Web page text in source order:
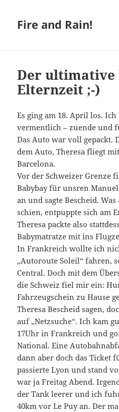
Fire and Rain!
Der ultimative
Elternzeit ;-)
Es ging am 18. April los. Ich
vermentlich – zuende und
Das Auto war voll gepackt.
dem Auto, Theresa fliegt
Barcelona.
Vor der Schweizer Grenze
Babybay für unsren
an und sagte Bescheid.
schien, entpuppte sich am
Theresa packte also
Babymatratze mit ins
In Frankreich wollte ich
„Autoroute Soleil“ fahren,
Central. Doch mit dem
die Schweiz fiel mir ein:
Fahrzeugschein zu Hause
Theresa Bescheid sagen,
auf „Netzsuche“. Ich kam
17Uhr in Frankreich und
National. Eine
dann aber doch das Ticket
passierte Lyon und stand
war ja Freitag Abend.
der Tank leerer und ich
40km vor Le Puy an. Der